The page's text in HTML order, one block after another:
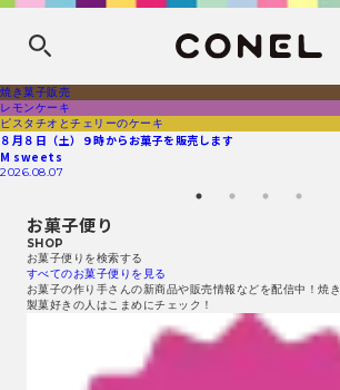
焼き菓子販売
レモンケーキ
ピスタチオとチェリーのケーキ
８月８日（土）９時からお菓子を販売します
M sweets
2026.08.07
お菓子便り
SHOP
お菓子便りを検索する
すべてのお菓子便りを見る
お菓子の作り手さんの新商品や販売情報などを配信中！焼
製菓好きの人はこまめにチェック！